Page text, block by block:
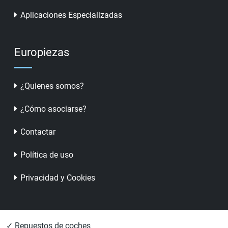
Aplicaciones Especializadas
Europiezas
¿Quienes somos?
¿Cómo asociarse?
Contactar
Política de uso
Privacidad y Cookies
✓ Repuestos de coches